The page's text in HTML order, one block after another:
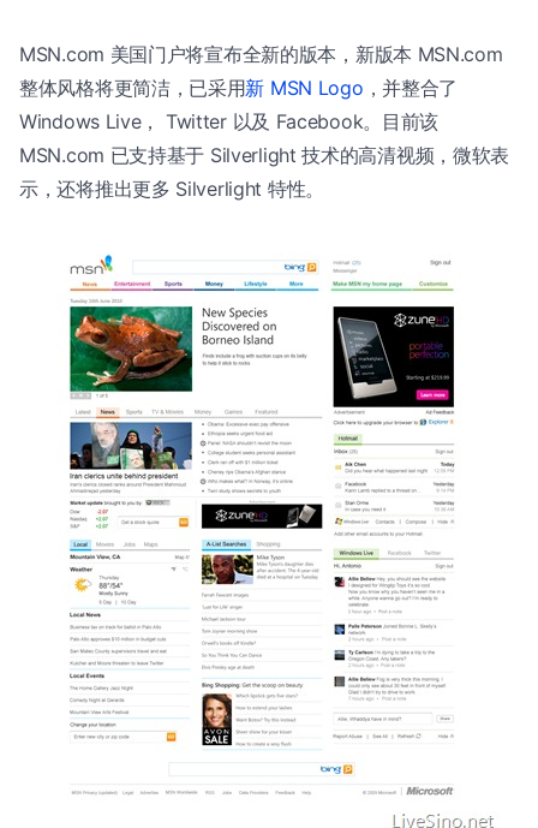
MSN.com 美国门户将宣布全新的版本，新版本 MSN.com
整体风格将更简洁，已采用新 MSN Logo ，并整合了
Windows Live， Twitter 以及 Facebook。目前该
MSN.com 已支持基于 Silverlight 技术的高清视频，微软表
示，还将推出更多 Silverlight 特性。